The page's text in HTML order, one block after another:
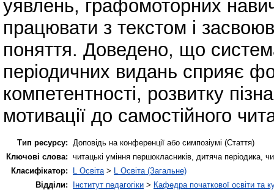
уявлень, графомоторних
працювати з текстом і
поняття. Доведено, що
періодичних видань сприяє
компетентності, розвитку
мотивації до самостійного
Тип ресурсу:
Доповідь на конференції або симпозіумі (Стаття)
Ключові слова: читацькі уміння першокласників, дитяча
Класифікатор:
L Освіта > L Освіта (Загальне)
Відділи:
Інститут педагогіки > Кафедра початкової освіти та